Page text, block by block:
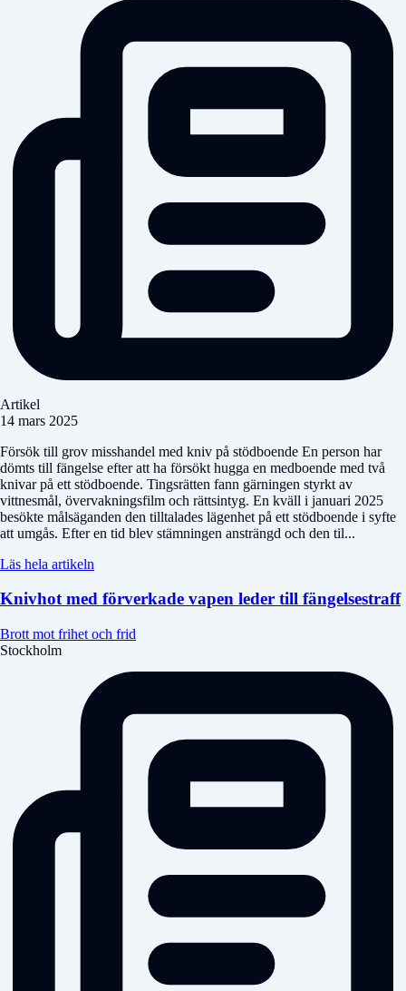
Artikel
14 mars 2025
Försök till grov misshandel med kniv på stödboende En person har
dömts till fängelse efter att ha försökt hugga en medboende med två
knivar på ett stödboende. Tingsrätten fann gärningen styrkt av
vittnesmål, övervakningsfilm och rättsintyg. En kväll i januari 2025
besökte målsäganden den tilltalades lägenhet på ett stödboende i syfte
att umgås. Efter en tid blev stämningen ansträngd och den til...
Läs hela artikeln
Knivhot med förverkade vapen leder till fängelsestraff
Brott mot frihet och frid
Stockholm